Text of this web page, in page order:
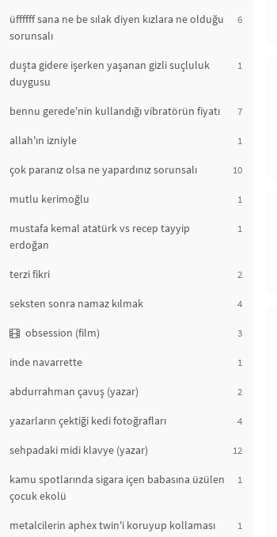
üffffff sana ne be sılak diyen kızlara ne olduğu
sorunsalı
6
duşta gidere işerken yaşanan gizli suçluluk
duygusu
1
bennu gerede'nin kullandığı vibratörün fiyatı 7
allah'ın izniyle 1
çok paranız olsa ne yapardınız sorunsalı 10
mutlu kerimoğlu 1
mustafa kemal atatürk vs recep tayyip
erdoğan
1
terzi fikri 2
seksten sonra namaz kılmak 4
obsession (film) 3
inde navarrette 1
abdurrahman çavuş (yazar) 2
yazarların çektiği kedi fotoğrafları 4
sehpadaki midi klavye (yazar) 12
kamu spotlarında sigara içen babasına üzülen
çocuk ekolü
1
metalcilerin aphex twin'i koruyup kollaması 1